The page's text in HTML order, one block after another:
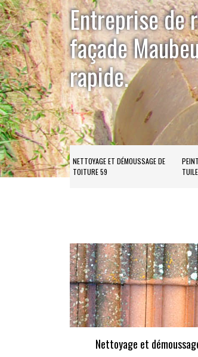
Entreprise de
façade
rapide.
NETTOYAGE ET DÉMOUSSAGE DE
TOITURE 59
Nettoyage et